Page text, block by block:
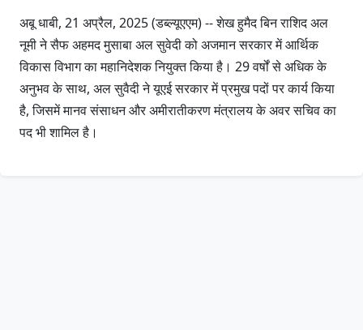
अबू धाबी, 21 अप्रैल, 2025 (डब्ल्यूएएम) -- शेख हुमैद बिन राशिद अल
नूमी ने सैफ अहमद मुसाबा अल सुवेदी को अजमान सरकार में आर्थिक
विकास विभाग का महानिदेशक नियुक्त किया है। 29 वर्षों से अधिक के
अनुभव के साथ, अल सुवैदी ने यूएई सरकार में प्रमुख पदों पर कार्य किया
है, जिसमें मानव संसाधन और अमीरातीकरण मंत्रालय के अवर सचिव का
पद भी शामिल है।